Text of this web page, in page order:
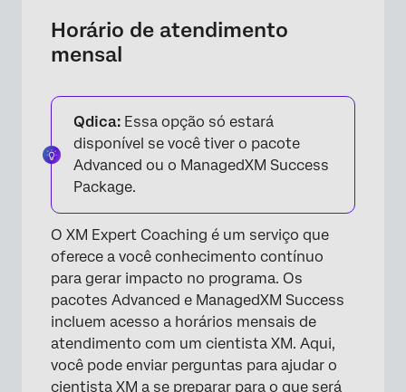
Horário de atendimento
mensal
Qdica: Essa opção só estará
disponível se você tiver o pacote
Advanced ou o ManagedXM Success
Package.
O XM Expert Coaching é um serviço que
oferece a você conhecimento contínuo
para gerar impacto no programa. Os
pacotes Advanced e ManagedXM Success
incluem acesso a horários mensais de
atendimento com um cientista XM. Aqui,
você pode enviar perguntas para ajudar o
cientista XM a se preparar para o que será